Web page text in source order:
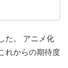
た。 アニメ化
れからの期待度